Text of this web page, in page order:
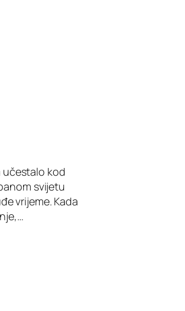
učestalo kod
svijetu
vrijeme. Kada